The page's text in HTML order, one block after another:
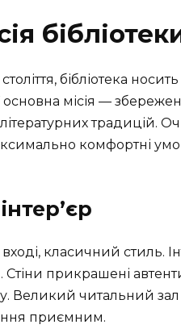
бібліотека
місія —
традицій.
комфортні
класичний стиль.
Стіни прикрашені
Великий читальний
приємним.